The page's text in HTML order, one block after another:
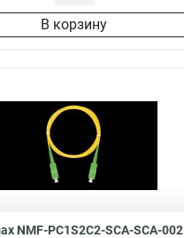
В корзину
NMF-PC1S2C2-SCA-SCA-002